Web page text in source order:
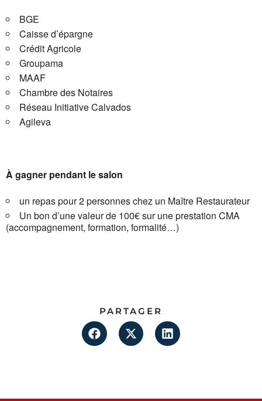
BGE
Caisse d’épargne
Crédit Agricole
Groupama
MAAF
Chambre des Notaires
Réseau Initiative Calvados
Agileva
À gagner pendant le salon
un repas pour 2 personnes chez un Maître Restaurateur
Un bon d’une valeur de 100€ sur une prestation CMA
(accompagnement, formation, formalité…)
PARTAGER